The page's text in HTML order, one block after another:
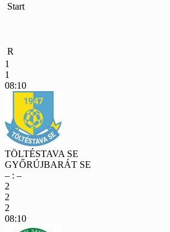
Start
R
1
1
08:10
TÖLTÉSTAVA SE
GYŐRÚJBARÁT SE
– : –
2
2
2
08:10